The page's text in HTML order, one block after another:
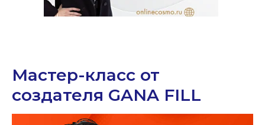
Мастер-класс от
создателя GANA FILL